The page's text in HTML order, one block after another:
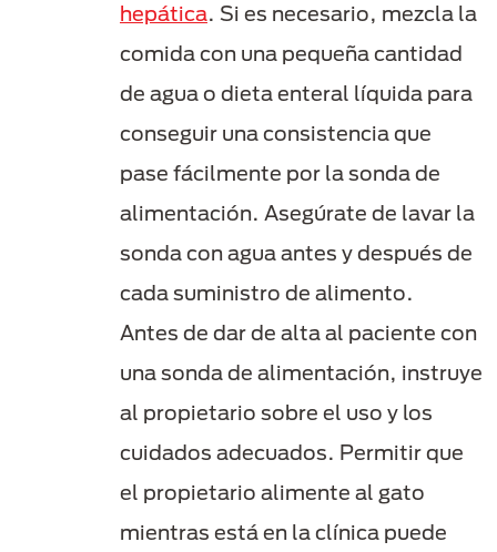
hepática. Si es necesario, mezcla la
comida con una pequeña cantidad
de agua o dieta enteral líquida para
conseguir una consistencia que
pase fácilmente por la sonda de
alimentación. Asegúrate de lavar la
sonda con agua antes y después de
cada suministro de alimento.
Antes de dar de alta al paciente con
una sonda de alimentación, instruye
al propietario sobre el uso y los
cuidados adecuados. Permitir que
el propietario alimente al gato
mientras está en la clínica puede